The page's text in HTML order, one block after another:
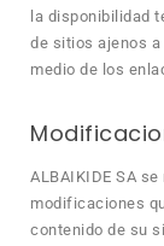
la disponibilidad
de sitios ajenos a
medio de los
ALBAIKIDE SA
modificaciones
contenido de su